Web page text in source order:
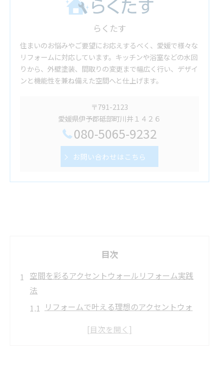
らくたす
住まいのお悩みやご要望にお応えするべく、愛媛で様々な
リフォームに対応しています。キッチンや浴室などの水回
りから、外壁塗装、間取りの変更まで幅広く行い、デザイ
ンと機能性を兼ね備えた空間へと仕上げます。
〒791-2123
愛媛県伊予郡砥部町川井１４２６
080-5065-9232
お問い合わせはこちら
目次
空間を彩るアクセントウォールリフォーム実践
法
リフォームで叶える理想のアクセントウォ